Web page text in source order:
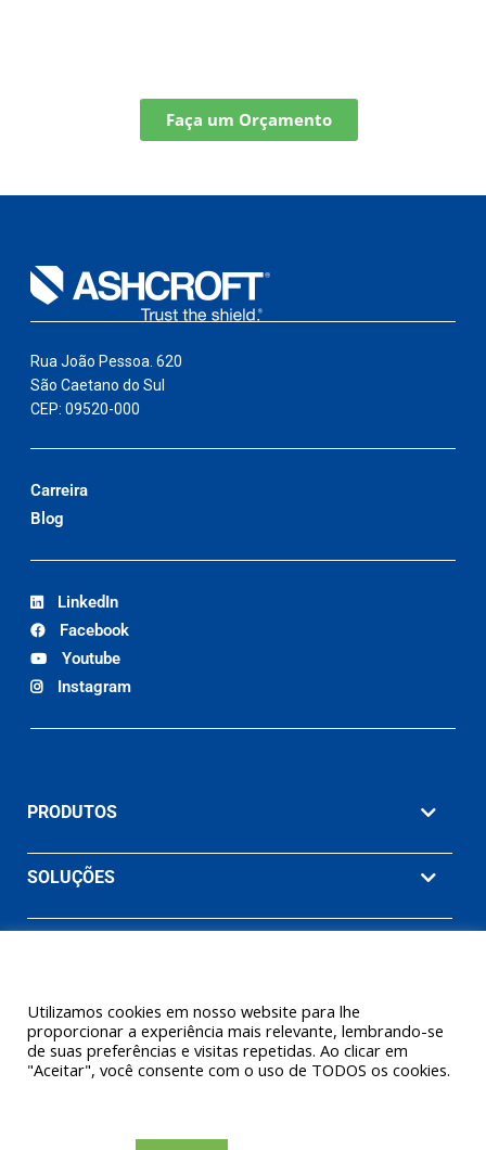
Faça um Orçamento
Rua João Pessoa. 620
São Caetano do Sul
CEP: 09520-000
Carreira
Blog
LinkedIn
Facebook
Youtube
Instagram
PRODUTOS
SOLUÇÕES
EMPRESA
Controle Ltda. (Uma empresa Ashcroft® Inc.) Todos os direitos
Utilizamos cookies em nosso website para lhe
proporcionar a experiência mais relevante, lembrando-se
de suas preferências e visitas repetidas. Ao clicar em
"Aceitar", você consente com o uso de TODOS os cookies.